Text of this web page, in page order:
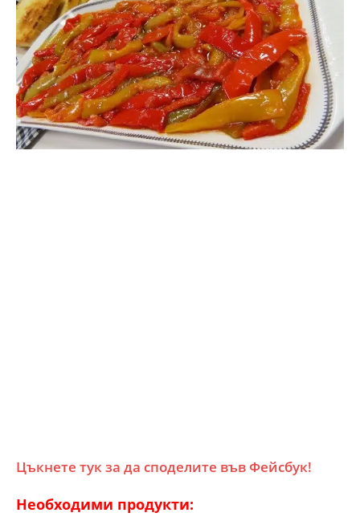
Цъкнете тук за да споделите във Фейсбук!
Необходими продукти: